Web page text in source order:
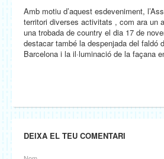
Amb motiu d’aquest esdeveniment,
territori diverses activitats , com ara un
una trobada de country el dia 17 de
destacar també la despenjada del faldó
Barcelona i la il·luminació de la façana
DEIXA EL TEU COMENTARI